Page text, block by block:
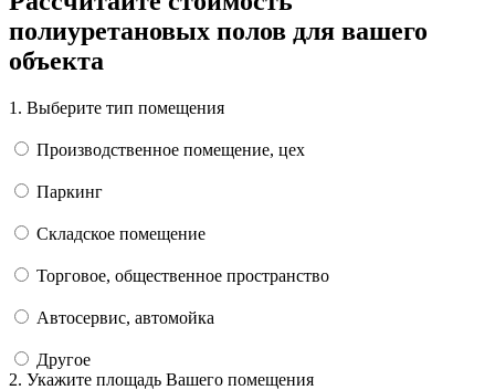
полиуретановых полов для вашего
объекта
1. Выберите тип помещения
Производственное помещение, цех
Паркинг
Складское помещение
Торговое, общественное пространство
Автосервис, автомойка
Другое
2. Укажите площадь Вашего помещения